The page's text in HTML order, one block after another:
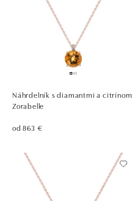
Náhrdelník s diamantmi a citrínom
Zorabelle
od 863 €